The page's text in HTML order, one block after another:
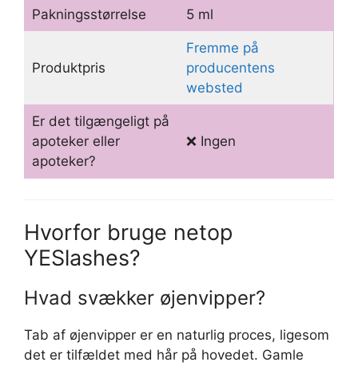
Pakningsstørrelse 5 ml
Produktpris
Fremme på
producentens
websted
Er det tilgængeligt på
apoteker eller
apoteker?
❌ Ingen
Hvorfor bruge netop
YESlashes?
Hvad svækker øjenvipper?
Tab af øjenvipper er en naturlig proces, ligesom
det er tilfældet med hår på hovedet. Gamle